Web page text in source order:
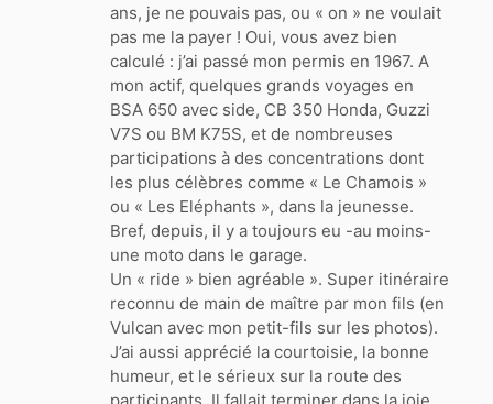
ans, je ne pouvais pas, ou « on » ne voulait
pas me la payer ! Oui, vous avez bien
calculé : j’ai passé mon permis en 1967. A
mon actif, quelques grands voyages en
BSA 650 avec side, CB 350 Honda, Guzzi
V7S ou BM K75S, et de nombreuses
participations à des concentrations dont
les plus célèbres comme « Le Chamois »
ou « Les Eléphants », dans la jeunesse.
Bref, depuis, il y a toujours eu -au moins-
une moto dans le garage.
Un « ride » bien agréable ». Super itinéraire
reconnu de main de maître par mon fils (en
Vulcan avec mon petit-fils sur les photos).
J’ai aussi apprécié la courtoisie, la bonne
humeur, et le sérieux sur la route des
participants. Il fallait terminer dans la joie